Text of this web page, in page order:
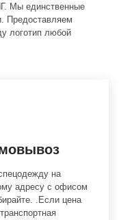
Мы единственные
Предоставляем
логотип любой
на
адресу с офисом
.Если цена